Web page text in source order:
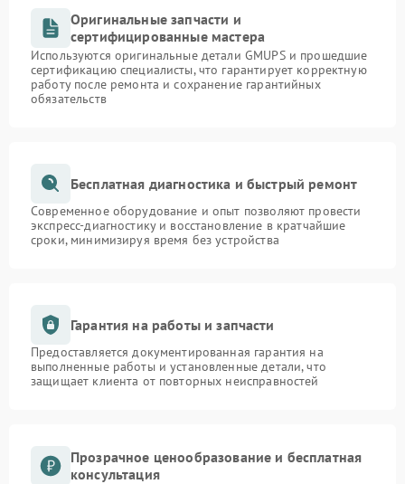
Оригинальные запчасти и
сертифицированные мастера
Используются оригинальные детали GMUPS и прошедшие
сертификацию специалисты, что гарантирует корректную
работу после ремонта и сохранение гарантийных
обязательств
Бесплатная диагностика и быстрый ремонт
Современное оборудование и опыт позволяют провести
экспресс-диагностику и восстановление в кратчайшие
сроки, минимизируя время без устройства
Гарантия на работы и запчасти
Предоставляется документированная гарантия на
выполненные работы и установленные детали, что
защищает клиента от повторных неисправностей
Прозрачное ценообразование и бесплатная
консультация